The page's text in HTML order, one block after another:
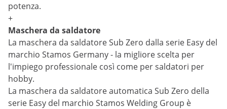
potenza.
+
Maschera da saldatore
La maschera da saldatore Sub Zero dalla serie Easy del
marchio Stamos Germany - la migliore scelta per
l'impiego professionale così come per saldatori per
hobby.
La maschera da saldatore automatica Sub Zero della
serie Easy del marchio Stamos Welding Group è